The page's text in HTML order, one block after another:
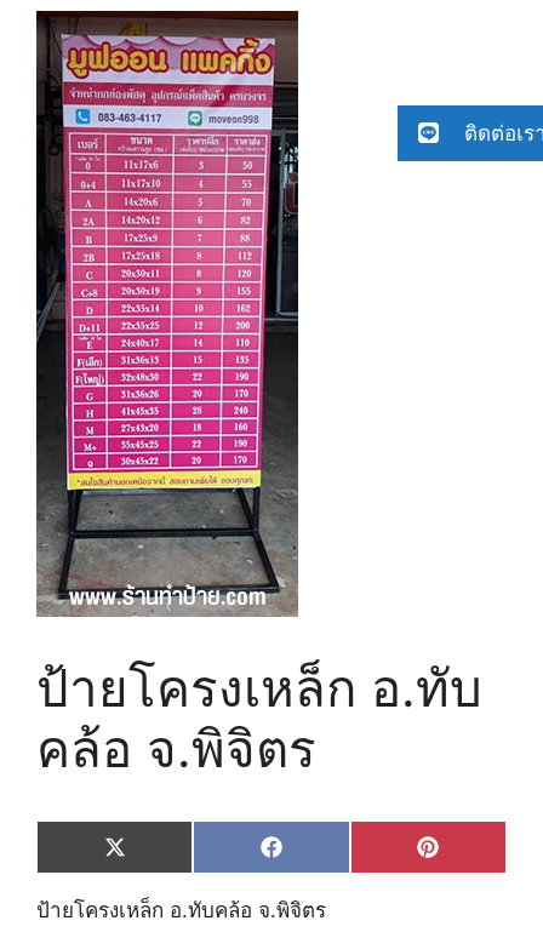
ป้ายโครงเหล็ก อ.ทับ
คล้อ จ.พิจิตร
Share
on
X
(
w
Share
on
F
a
c
e
Share
on
P
i
ป้ายโครงเหล็ก อ.ทับคล้อ จ.พิจิตร
ติดต่อเร